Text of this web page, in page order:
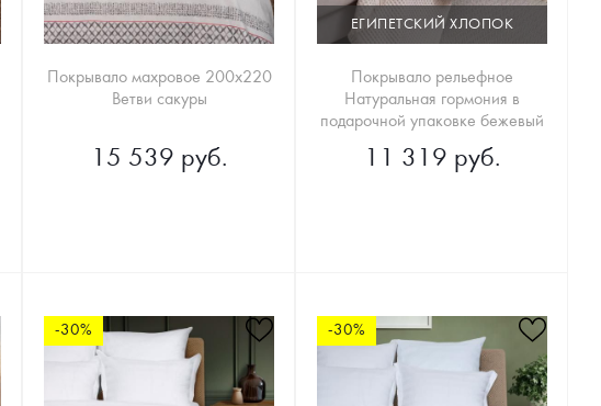
Покрывало махровое 200х220
Ветви сакуры
15 539 руб.
ЕГИПЕТСКИЙ ХЛОПОК
Покрывало рельефное
Натуральная гормония в
подарочной упаковке бежевый
11 319 руб.
-30% -30%